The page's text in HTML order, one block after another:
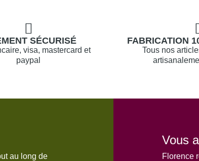
SÉCURISÉ
visa, mastercard et
paypal
FABRICATION
Tous nos
au long de
Vous
Florence